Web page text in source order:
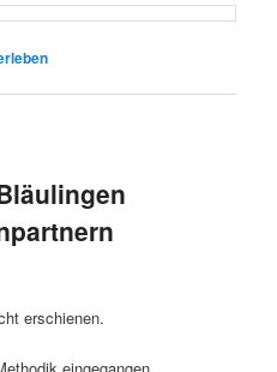
erschienen.
eingegangen.